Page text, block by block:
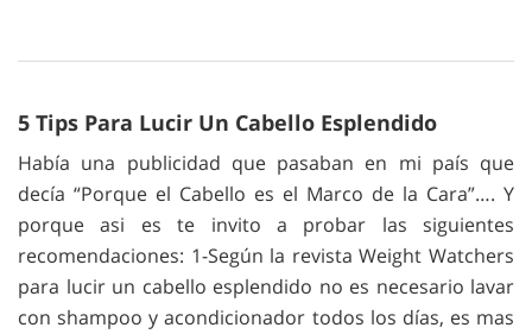
5 Tips Para Lucir Un Cabello Esplendido
Había una publicidad que pasaban en mi país que
decía “Porque el Cabello es el Marco de la Cara”…. Y
porque asi es te invito a probar las siguientes
recomendaciones: 1-Según la revista Weight Watchers
para lucir un cabello esplendido no es necesario lavar
con shampoo y acondicionador todos los días, es mas